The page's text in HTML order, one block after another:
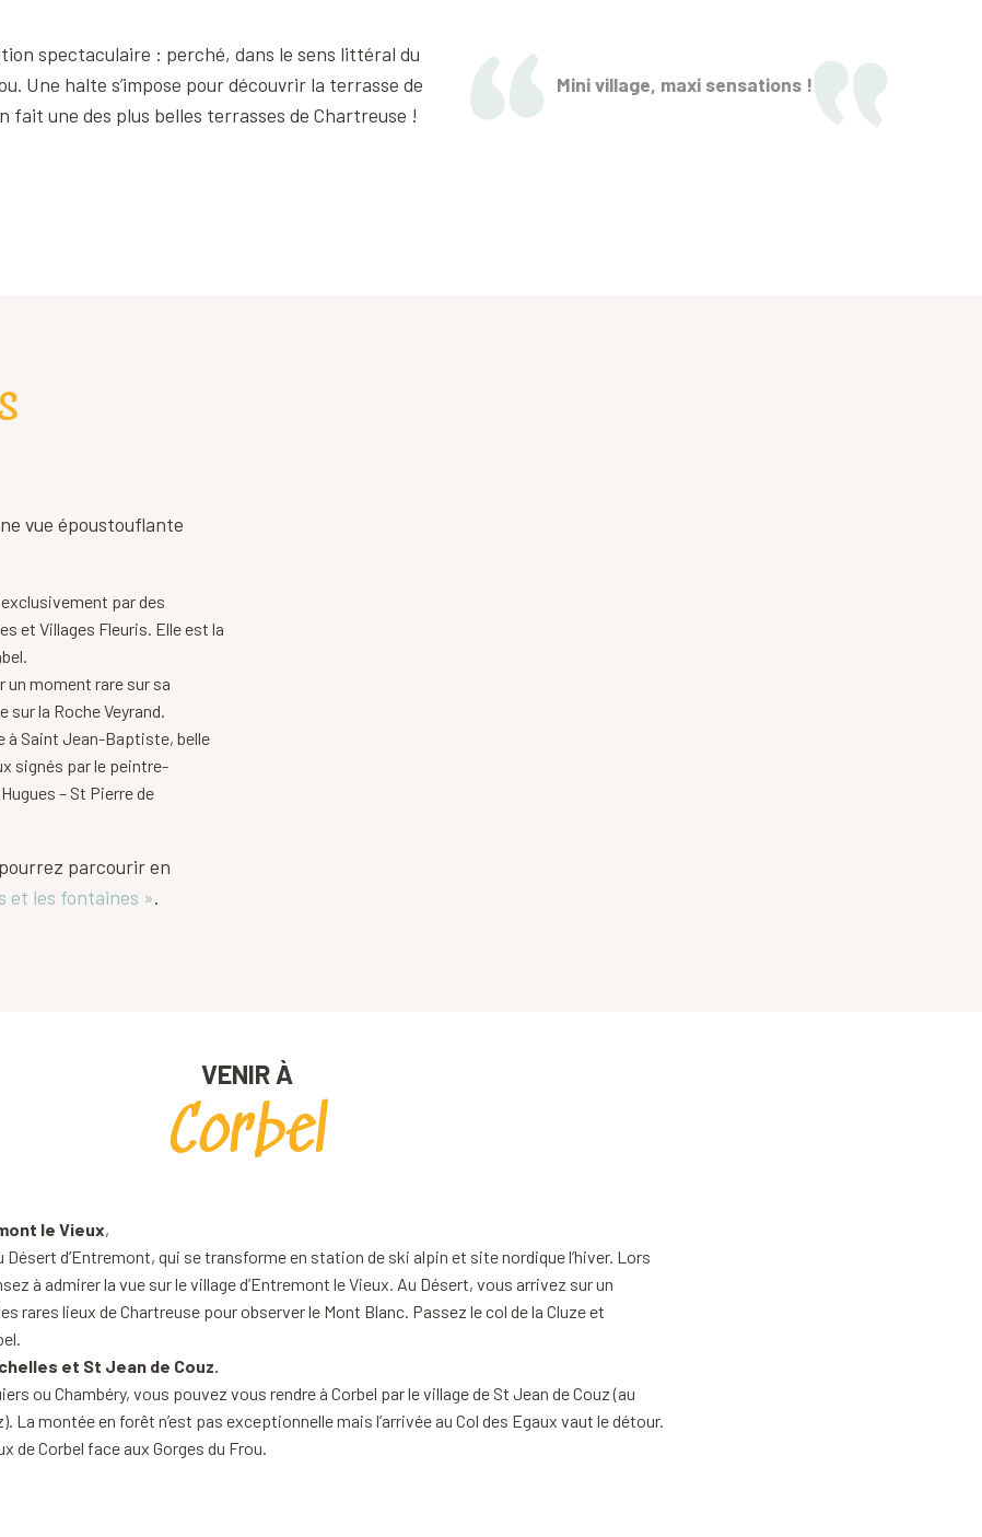
spectaculaire : perché, dans le sens littéral du
Une halte s’impose pour découvrir la terrasse de
fait une des plus belles terrasses de Chartreuse !
Mini village, maxi sensations !
vue époustouflante
par des
et Villages Fleuris. Elle est la
un moment rare sur sa
la Roche Veyrand.
à Saint Jean-Baptiste, belle
signés par le peintre-
– St Pierre de
parcourir en
et les fontaines ».
VENIR À
Corbel
le Vieux,
Désert d’Entremont, qui se transforme en station de ski alpin et site nordique l’hiver. Lors
à admirer la vue sur le village d’Entremont le Vieux. Au Désert, vous arrivez sur un
rares lieux de Chartreuse pour observer le Mont Blanc. Passez le col de la Cluze et
et St Jean de Couz.
ou Chambéry, vous pouvez vous rendre à Corbel par le village de St Jean de Couz (au
La montée en forêt n’est pas exceptionnelle mais l’arrivée au Col des Egaux vaut le détour.
de Corbel face aux Gorges du Frou.